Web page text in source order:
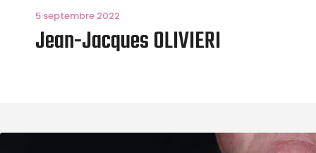
5 septembre 2022
Jean-Jacques OLIVIERI